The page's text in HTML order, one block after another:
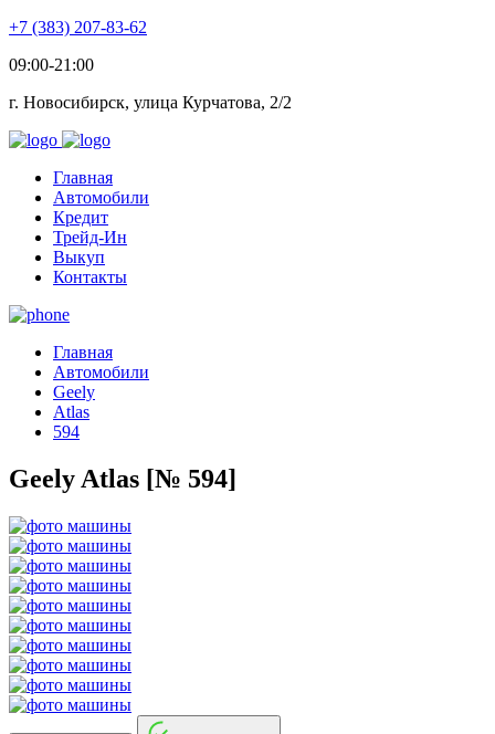
+7 (383) 207-83-62
09:00-21:00
г. Новосибирск, улица Курчатова, 2/2
Главная
Автомобили
Кредит
Трейд-Ин
Выкуп
Контакты
Главная
Автомобили
Geely
Atlas
594
Geely Atlas [№ 594]